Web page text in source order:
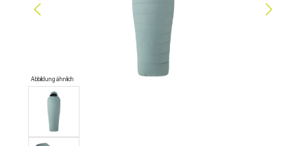
Abbildung ähnlich